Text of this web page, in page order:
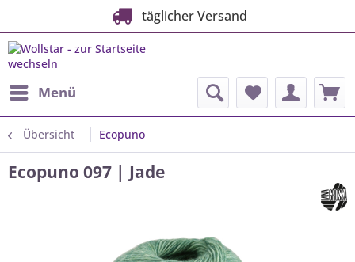
täglicher Versand
Menü
Übersicht Ecopuno
Ecopuno 097 | Jade